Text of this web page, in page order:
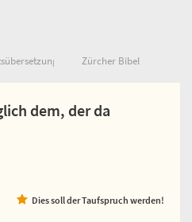
Zürcher Bibel
dem, der da
Dies soll der Taufspruch werden!